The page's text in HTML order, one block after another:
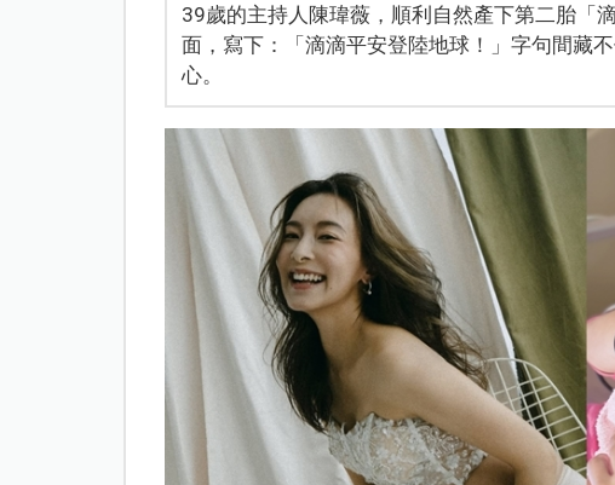
39歲的主持人陳瑋薇，順利自然產下第二胎「
面，寫下：「滴滴平安登陸地球！」字句間藏
心。